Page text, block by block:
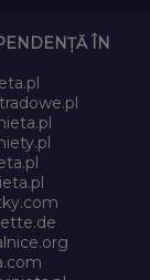
ÎN